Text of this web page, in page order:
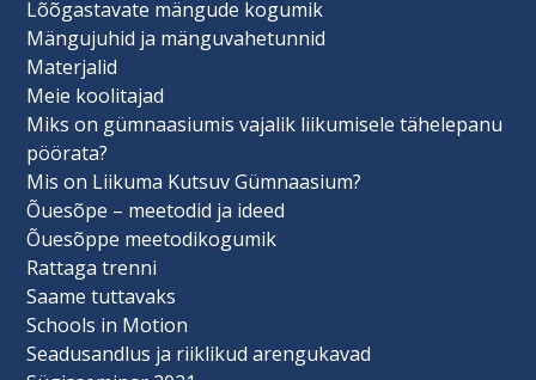
Lõõgastavate mängude kogumik
Mängujuhid ja mänguvahetunnid
Materjalid
Meie koolitajad
Miks on gümnaasiumis vajalik liikumisele tähelepanu
pöörata?
Mis on Liikuma Kutsuv Gümnaasium?
Õuesõpe – meetodid ja ideed
Õuesõppe meetodikogumik
Rattaga trenni
Saame tuttavaks
Schools in Motion
Seadusandlus ja riiklikud arengukavad